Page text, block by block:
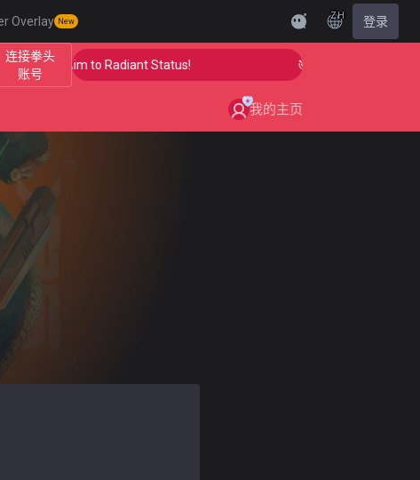
Overlay New
ZH 登录
连接拳头
账号
Up Your Aim to Radiant Status! 🎯 Level Up Your Aim
我的主页